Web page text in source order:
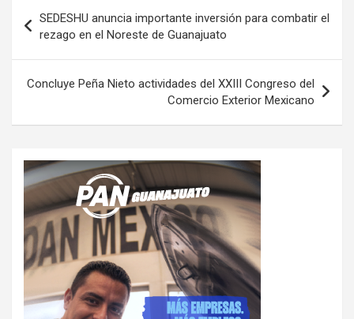
de
entradas
SEDESHU anuncia importante inversión para combatir el
rezago en el Noreste de Guanajuato
Concluye Peña Nieto actividades del XXIII Congreso del
Comercio Exterior Mexicano